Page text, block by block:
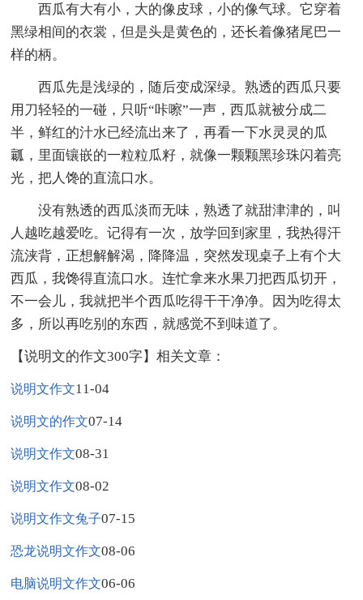
西瓜有大有小，大的像皮球，小的像气球。它穿着
黑绿相间的衣裳，但是头是黄色的，还长着像猪尾巴一
样的柄。
西瓜先是浅绿的，随后变成深绿。熟透的西瓜只要
用刀轻轻的一碰，只听“咔嚓”一声，西瓜就被分成二
半，鲜红的汁水已经流出来了，再看一下水灵灵的瓜
瓤，里面镶嵌的一粒粒瓜籽，就像一颗颗黑珍珠闪着亮
光，把人馋的直流口水。
没有熟透的西瓜淡而无味，熟透了就甜津津的，叫
人越吃越爱吃。记得有一次，放学回到家里，我热得汗
流浃背，正想解解渴，降降温，突然发现桌子上有个大
西瓜，我馋得直流口水。连忙拿来水果刀把西瓜切开，
不一会儿，我就把半个西瓜吃得干干净净。因为吃得太
多，所以再吃别的东西，就感觉不到味道了。
【说明文的作文300字】相关文章：
说明文作文11-04
说明文的作文07-14
说明文作文08-31
说明文作文08-02
说明文作文兔子07-15
恐龙说明文作文08-06
电脑说明文作文06-06